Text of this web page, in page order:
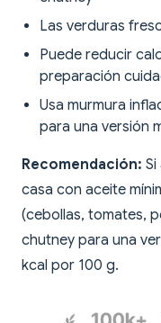
Las verduras
Puede reducir
preparación
Usa murmura
para una versión
Recomendación:
casa con aceite
(cebollas, tomates,
chutney para una
kcal por 100 g.